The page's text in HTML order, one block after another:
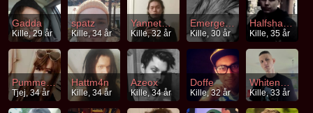
Gadda
Kille, 29 år
spatz
Kille, 34 år
Yannethesaftig
Kille, 32 år
Emergence
Kille, 30 år
Halfshagged
Kille, 35 år
Pummel_Chan
Tjej, 34 år
Hattm4n
Kille, 34 år
Azeox
Kille, 34 år
Doffe
Kille, 32 år
Whitenoise92
Kille, 33 år